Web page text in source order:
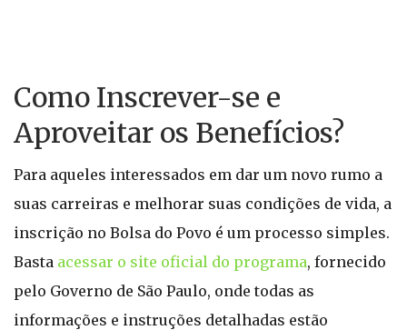
Como Inscrever-se e
Aproveitar os Benefícios?
Para aqueles interessados em dar um novo rumo a
suas carreiras e melhorar suas condições de vida, a
inscrição no Bolsa do Povo é um processo simples.
Basta acessar o site oficial do programa, fornecido
pelo Governo de São Paulo, onde todas as
informações e instruções detalhadas estão